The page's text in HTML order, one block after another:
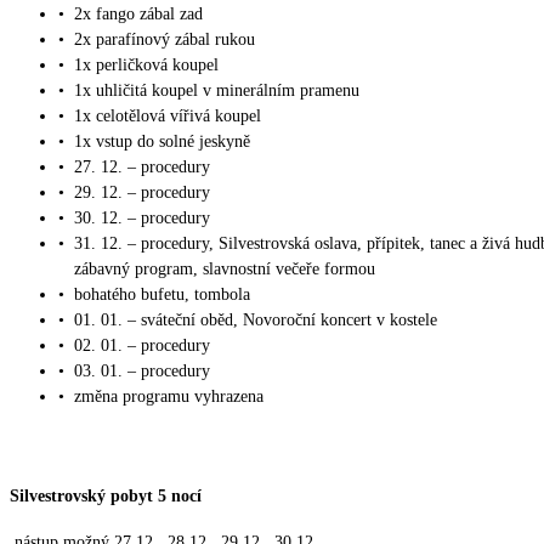
•
2x fango zábal zad
•
2x parafínový zábal rukou
•
1x perličková koupel
•
1x uhličitá koupel v minerálním pramenu
•
1x celotělová vířivá koupel
•
1x vstup do solné jeskyně
•
27. 12. – procedury
•
29. 12. – procedury
• 30. 12. – procedury
• 31. 12. – procedury, Silvestrovská oslava, přípitek, tanec a živá
zábavný program, slavnostní večeře formou
• bohatého bufetu, tombola
• 01. 01. – sváteční oběd, Novoroční koncert v kostele
• 02. 01. – procedury
• 03. 01. – procedury
• změna programu vyhrazena
Silvestrovský pobyt 5 nocí